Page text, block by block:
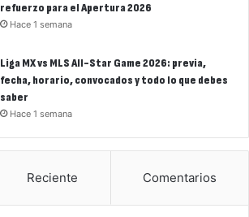
refuerzo para el Apertura 2026
Hace 1 semana
Liga MX vs MLS All-Star Game 2026: previa,
fecha, horario, convocados y todo lo que debes
saber
Hace 1 semana
Reciente Comentarios